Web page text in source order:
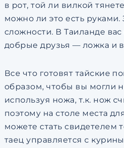
в рот, той ли вилкой
можно ли это есть руками.
сложности. В Таиланде вас
добрые друзья — ложка и
Все что готовят тайские
образом, чтобы вы могли
используя ножа, т.к. нож
поэтому на столе места
можете стать свидетелем
таец управляется с